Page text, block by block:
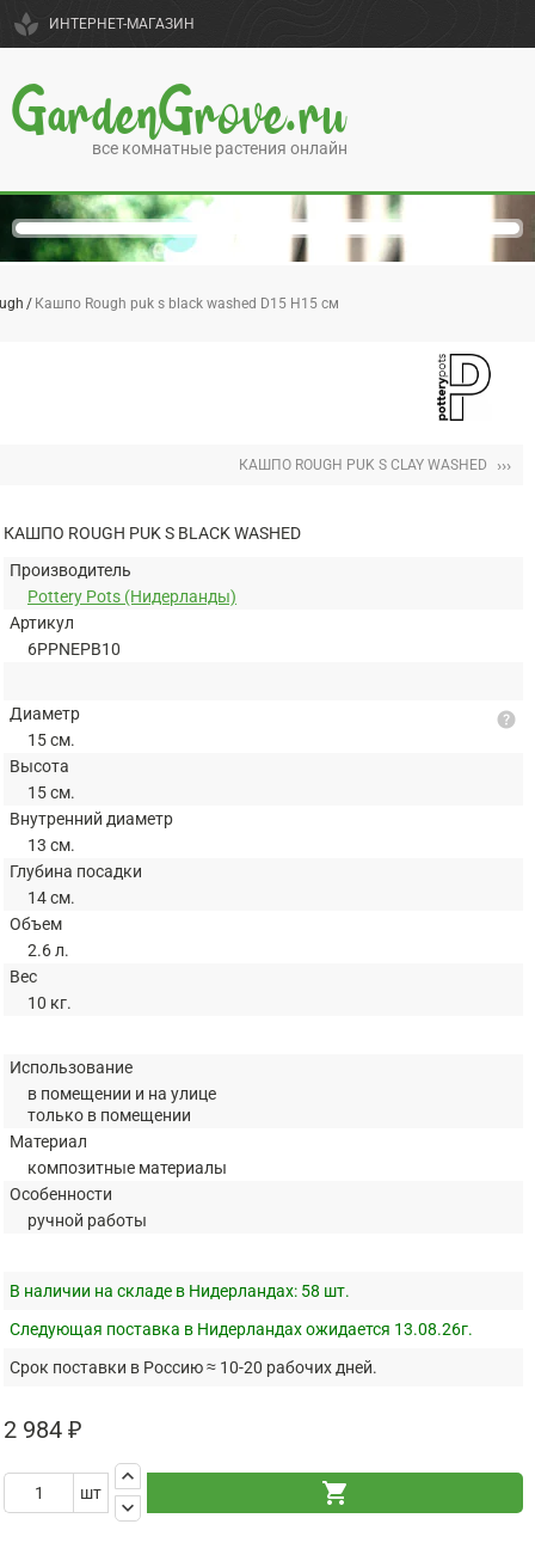
spa ИНТЕРНЕТ-МАГАЗИН
GardenGrove.ru
все комнатные растения онлайн
Кашпо Rough puk s black washed D15 H15 см
КАШПО ROUGH PUK S CLAY WASHED ›››
КАШПО ROUGH PUK S BLACK WASHED
Производитель
Pottery Pots (Нидерланды)
Артикул
6PPNEPB10
Диаметр
15 см.
Высота
15 см.
Внутренний диаметр
13 см.
Глубина посадки
14 см.
Объем
2.6 л.
Вес
10 кг.
help
Использование
в помещении и на улице
только в помещении
Материал
композитные материалы
Особенности
ручной работы
В наличии на складе в Нидерландах: 58 шт.
Следующая поставка в Нидерландах ожидается 13.08.26г.
Срок поставки в Россию ≈ 10-20 рабочих дней.
2 984 ₽
шт
keyboard_arrow_up
keyboard_arrow_down
shopping_cart